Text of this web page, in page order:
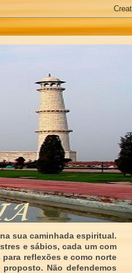
sua caminhada espiritual.
e sábios, cada um com
reflexões e como norte
Não defendemos